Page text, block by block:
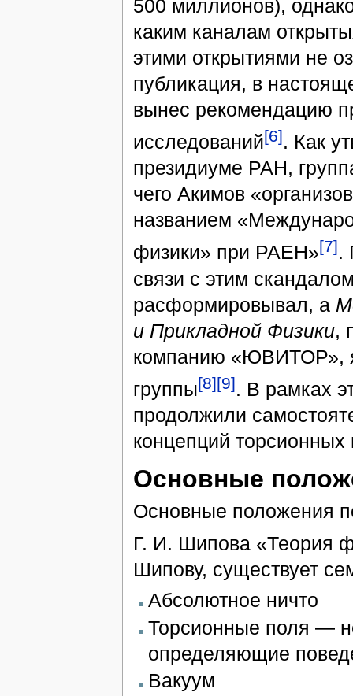
500 миллионов),
каким каналам
этими открытиями не
публикация, в
вынес рекомендацию
исследований[6]. Как
президиуме РАН,
чего Акимов
названием
физики» при РАЕН»[7].
связи с этим
расформировывал, а
и Прикладной Физики,
компанию «ЮВИТОР»,
группы[8][9]. В рамках
продолжили
концепций торсионных
Основные
Основные положения
Г. И. Шипова «Теория
Шипову, существует
Абсолютное ничто
Торсионные поля —
определяющие
Вакуум